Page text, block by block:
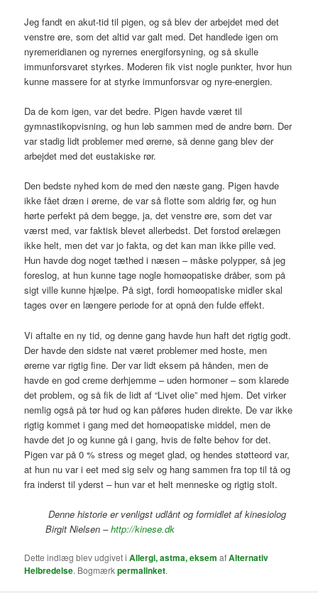
Jeg fandt en akut-tid til pigen, og så blev der arbejdet med det
venstre øre, som det altid var galt med. Det handlede igen om
nyremeridianen og nyrernes energiforsyning, og så skulle
immunforsvaret styrkes. Moderen fik vist nogle punkter, hvor hun
kunne massere for at styrke immunforsvar og nyre-energien.
Da de kom igen, var det bedre. Pigen havde været til
gymnastikopvisning, og hun løb sammen med de andre børn. Der
var stadig lidt problemer med ørerne, så denne gang blev der
arbejdet med det eustakiske rør.
Den bedste nyhed kom de med den næste gang. Pigen havde
ikke fået dræn i ørerne, de var så flotte som aldrig før, og hun
hørte perfekt på dem begge, ja, det venstre øre, som det var
værst med, var faktisk blevet allerbedst. Det forstod ørelægen
ikke helt, men det var jo fakta, og det kan man ikke pille ved.
Hun havde dog noget tæthed i næsen – måske polypper, så jeg
foreslog, at hun kunne tage nogle homøopatiske dråber, som på
sigt ville kunne hjælpe. På sigt, fordi homøopatiske midler skal
tages over en længere periode for at opnå den fulde effekt.
Vi aftalte en ny tid, og denne gang havde hun haft det rigtig godt.
Der havde den sidste nat været problemer med hoste, men
ørerne var rigtig fine. Der var lidt eksem på hånden, men de
havde en god creme derhjemme – uden hormoner – som klarede
det problem, og så fik de lidt af “Livet olie” med hjem. Det virker
nemlig også på tør hud og kan påføres huden direkte. De var ikke
rigtig kommet i gang med det homøopatiske middel, men de
havde det jo og kunne gå i gang, hvis de følte behov for det.
Pigen var på 0 % stress og meget glad, og hendes støtteord var,
at hun nu var i eet med sig selv og hang sammen fra top til tå og
fra inderst til yderst – hun var et helt menneske og rigtig stolt.
Denne historie er venligst udlånt og formidlet af kinesiolog
Birgit Nielsen –http://kinese.dk
Dette indlæg blev udgivet iAllergi, astma, eksem afAlternativ
Helbredelse. Bogmærkpermalinket.